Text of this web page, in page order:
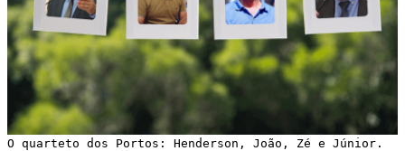
O quarteto dos Portos: Henderson, João, Zé e Júnior.